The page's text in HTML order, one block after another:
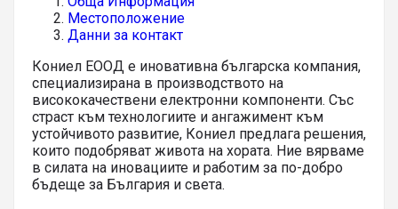
Местоположение
Данни за контакт
Кониел ЕООД е иновативна българска компания,
специализирана в производството на
висококачествени електронни компоненти. Със
страст към технологиите и ангажимент към
устойчивото развитие, Кониел предлага решения,
които подобряват живота на хората. Ние вярваме
в силата на иновациите и работим за по-добро
бъдеще за България и света.